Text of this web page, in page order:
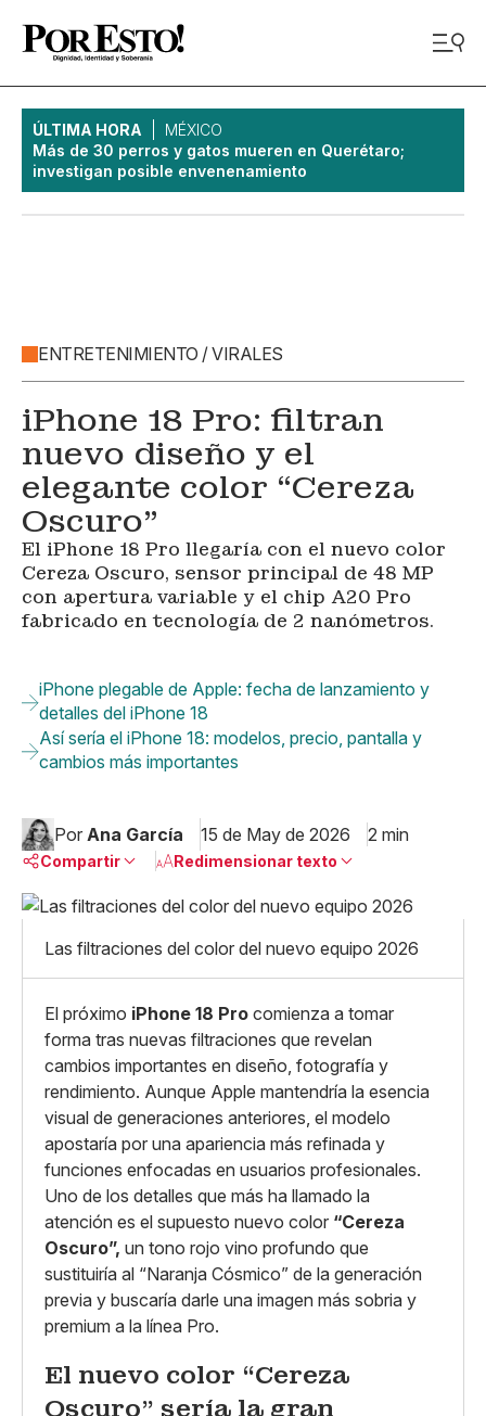
ÚLTIMA HORA
MÉXICO
Más de 30 perros y gatos mueren en Querétaro;
investigan posible envenenamiento
ENTRETENIMIENTO / VIRALES
iPhone 18 Pro: filtran
nuevo diseño y el
elegante color “Cereza
Oscuro”
El iPhone 18 Pro llegaría con el nuevo color
Cereza Oscuro, sensor principal de 48 MP
con apertura variable y el chip A20 Pro
fabricado en tecnología de 2 nanómetros.
iPhone plegable de Apple: fecha de lanzamiento y
detalles del iPhone 18
Así sería el iPhone 18: modelos, precio, pantalla y
cambios más importantes
Por Ana García 15 de May de 2026 2 min
Compartir
Facebook
Copiar enlace
Redimensionar texto
Mediano
Grande
Las filtraciones del color del nuevo equipo 2026
El próximo iPhone 18 Pro comienza a tomar
forma tras nuevas filtraciones que revelan
cambios importantes en diseño, fotografía y
rendimiento. Aunque Apple mantendría la esencia
visual de generaciones anteriores, el modelo
apostaría por una apariencia más refinada y
funciones enfocadas en usuarios profesionales.
Uno de los detalles que más ha llamado la
atención es el supuesto nuevo color “Cereza
Oscuro”, un tono rojo vino profundo que
sustituiría al “Naranja Cósmico” de la generación
previa y buscaría darle una imagen más sobria y
premium a la línea Pro.
El nuevo color “Cereza
Oscuro” sería la gran